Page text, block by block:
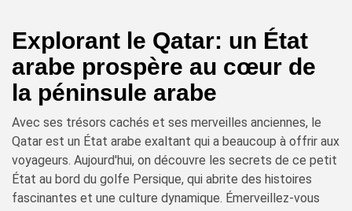
Explorant le Qatar: un État
arabe prospère au cœur de
la péninsule arabe
Avec ses trésors cachés et ses merveilles anciennes, le
Qatar est un État arabe exaltant qui a beaucoup à offrir aux
voyageurs. Aujourd'hui, on découvre les secrets de ce petit
État au bord du golfe Persique, qui abrite des histoires
fascinantes et une culture dynamique. Émerveillez-vous